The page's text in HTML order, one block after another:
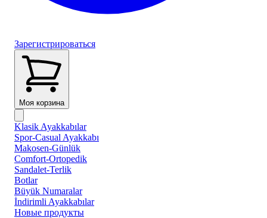
Зарегистрироваться
Моя корзина
Klasik Ayakkabılar
Spor-Casual Ayakkabı
Makosen-Günlük
Comfort-Ortopedik
Sandalet-Terlik
Botlar
Büyük Numaralar
İndirimli Ayakkabılar
Новые продукты